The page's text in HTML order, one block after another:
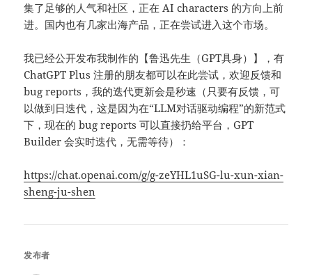
集了足够的人气和社区，正在 AI characters 的方向上前
进。国内也有几家出海产品，正在尝试进入这个市场。
我已经公开发布我制作的【鲁迅先生（GPT具身）】，有
ChatGPT Plus 注册的朋友都可以在此尝试，欢迎反馈和
bug reports，我的迭代更新会是秒速（只要有反馈，可
以做到日迭代，这是因为在“LLM对话驱动编程”的新范式
下，现在的 bug reports 可以直接扔给平台，GPT
Builder 会实时迭代，无需等待）：
https://chat.openai.com/g/g-zeYHL1uSG-lu-xun-xian-
sheng-ju-shen
发布者